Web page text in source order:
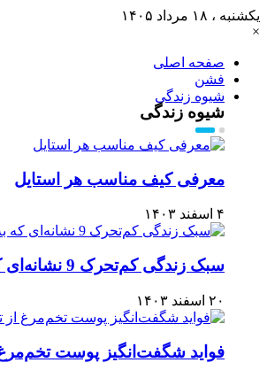
یکشنبه ، ۱۸ مرداد ۱۴۰۵
×
صفحه اصلی
فشن
شیوه زندگی
شیوه زندگی
معرفی کیف مناسب هر استایل
۴ اسفند ۱۴۰۳
سبک زندگی کم‌تحرک 9 نشانه‌ای که به اندازه‌ی کافی فعال نیستید
۲۰ اسفند ۱۴۰۳
فواید شگفت‌انگیز پوست